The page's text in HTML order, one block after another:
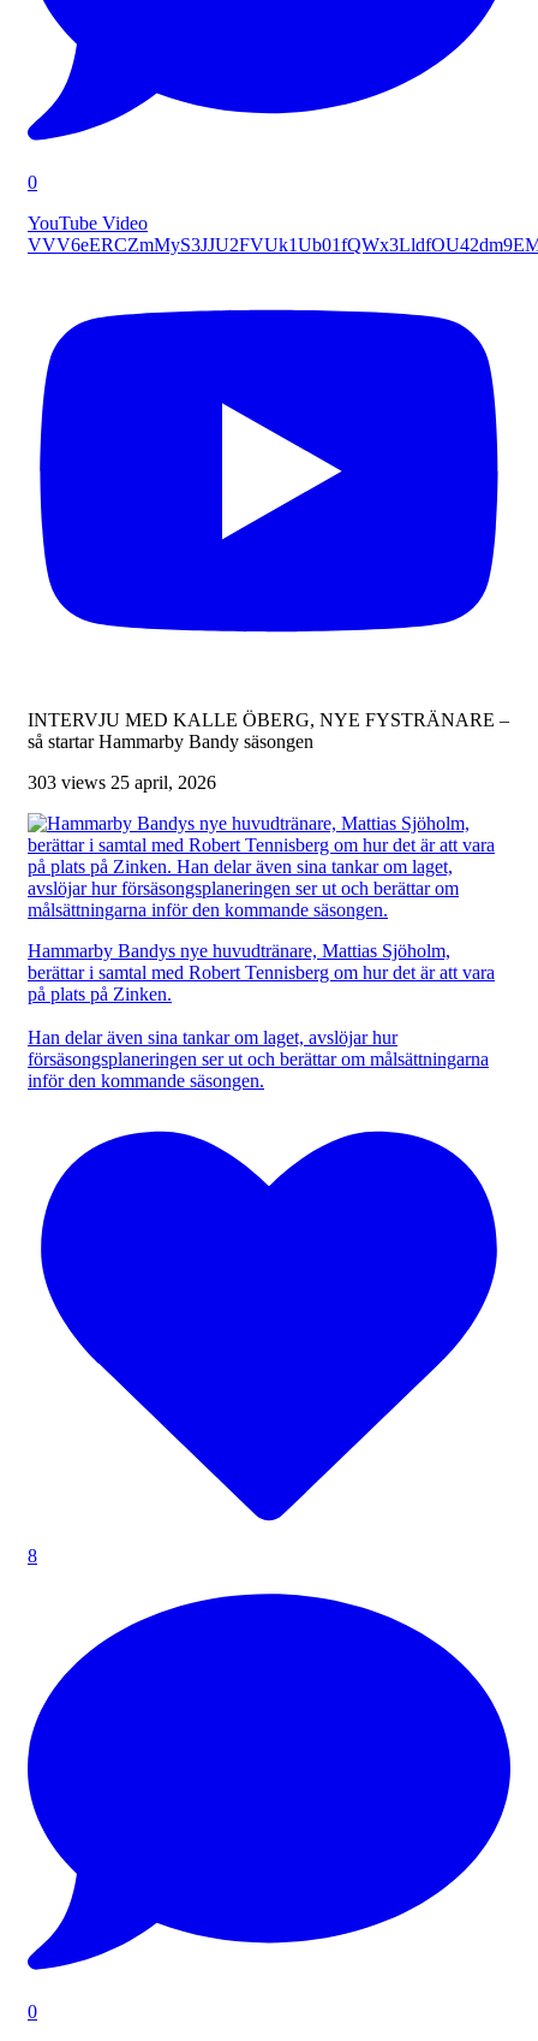
0
YouTube Video
INTERVJU MED KALLE ÖBERG, NYE FYSTRÄNARE –
så startar Hammarby Bandy säsongen
303 views 25 april, 2026
Hammarby Bandys nye huvudtränare, Mattias Sjöholm,
berättar i samtal med Robert Tennisberg om hur det är att vara
på plats på Zinken.
Han delar även sina tankar om laget, avslöjar hur
försäsongsplaneringen ser ut och berättar om målsättningarna
inför den kommande säsongen.
8
0